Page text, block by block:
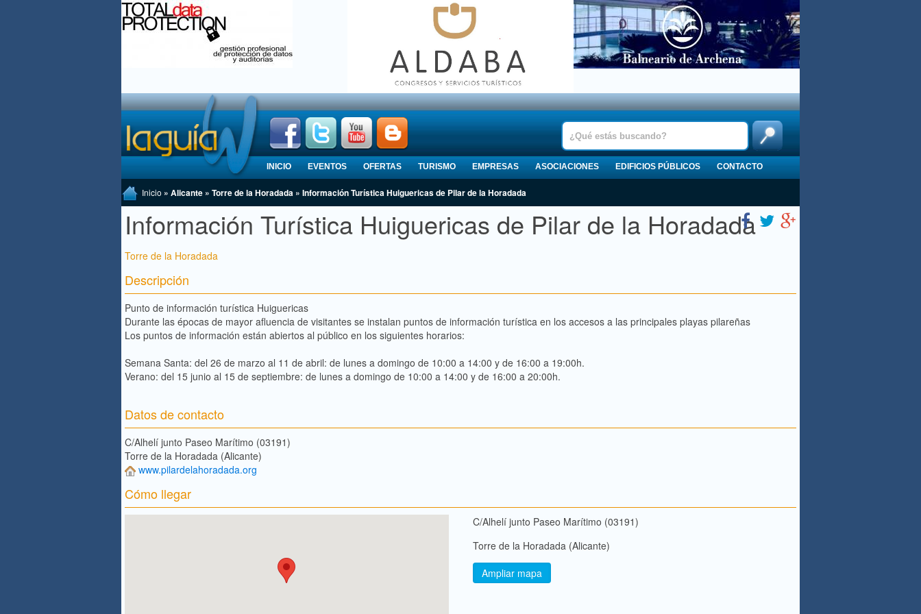
INICIO EVENTOS OFERTAS TURISMO EMPRESAS ASOCIACIONES EDIFICIOS PÚBLICOS CONTACTO
Inicio » Alicante » Torre de la Horadada » Información Turística Huiguericas de Pilar de la Horadada
Información Turística Huiguericas de Pilar de la Horadada
Torre de la Horadada
Descripción
Punto de información turística Huiguericas
Durante las épocas de mayor afluencia de visitantes se instalan puntos de información turística en los accesos a las principales playas pilareñas
Los puntos de información están abiertos al público en los siguientes horarios:
Semana Santa: del 26 de marzo al 11 de abril: de lunes a domingo de 10:00 a 14:00 y de 16:00 a 19:00h.
Verano: del 15 junio al 15 de septiembre: de lunes a domingo de 10:00 a 14:00 y de 16:00 a 20:00h.
Datos de contacto
C/Alhelí junto Paseo Marítimo (03191)
Torre de la Horadada (Alicante)
www.pilardelahoradada.org
Cómo llegar
C/Alhelí junto Paseo Marítimo (03191)
Torre de la Horadada (Alicante)
Ampliar mapa